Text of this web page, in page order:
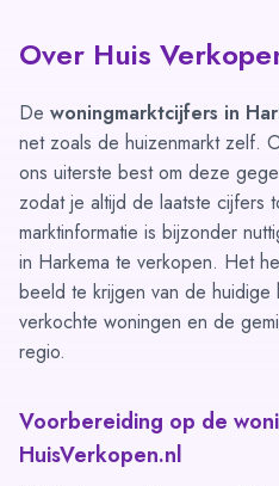
Over Huis
De woningmarktcijfers in
net zoals de huizenmarkt zelf.
ons uiterste best om deze
zodat je altijd de laatste cijfers
marktinformatie is bijzonder
in Harkema te verkopen. Het
beeld te krijgen van de huidige
verkochte woningen en de
regio.
Voorbereiding op de
HuisVerkopen.nl